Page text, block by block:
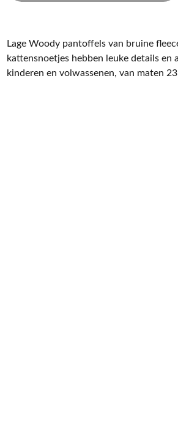
Lage Woody pantoffels van bruine
kattensnoetjes hebben leuke details
kinderen en volwassenen, van maten